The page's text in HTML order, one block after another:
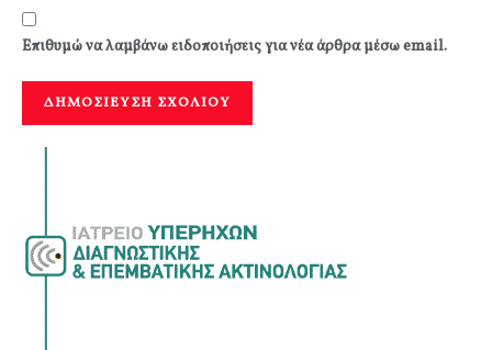
Επιθυμώ να λαμβάνω ειδοποιήσεις για νέα άρθρα μέσω email.